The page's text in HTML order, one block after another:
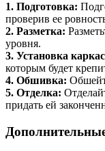
1. Подготовка:
проверив ее
2. Разметка:
уровня.
3. Установка
которым будет
4. Обшивка:
5. Отделка:
придать ей